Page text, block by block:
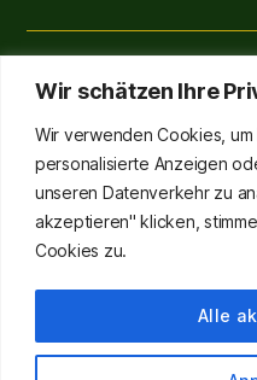
Wir schätzen Ihre
Wir verwenden Cookies,
personalisierte Anzeigen
unseren Datenverkehr zu
akzeptieren" klicken,
Cookies zu.
Alle
16,50
Nicht vorrätig
Kategorien:Essen